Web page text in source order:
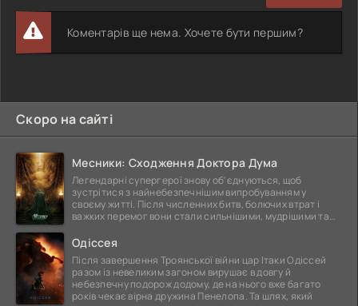
Коментарів ще нема. Хочете бути першим?
Скоро на сайті
Месники: Сходження Доктора Дума
Легендарні супергерої знову об'єднуються, щоб
зустрітися з найнебезпечнішим випробуванням у
своєму житті. Після численних битв, болючих втрат і
важких перемог вони стали сильнішими, мудрішими та
Одіссея
Після завершення Троянської війни цар Ітаки Одіссей
разом із невеликим загоном вирушає в довгу й
небезпечну подорож додому, де на нього вже багато
років чекає вірна дружина Пенелопа. Та шлях, який